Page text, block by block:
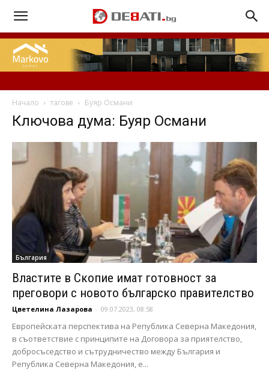
Начало тагове Буяр Османи
Ключова дума: Буяр Османи
България
Властите в Скопие имат готовност за
преговори с новото българско правителство
Цветелина Лазарова - 09.07.2023, 08:58
Eвропейската перспектива на Република Северна Македония,
в съответствие с принципите на Договора за приятелство,
добросъседство и сътрудничество между България и
Република Северна Македония, е...